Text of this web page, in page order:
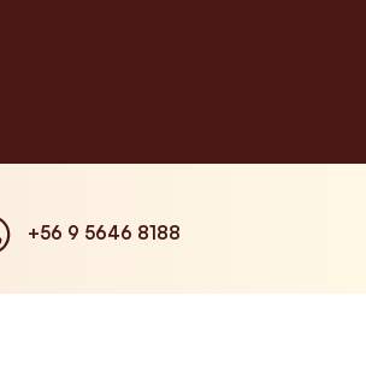
+56 9 5646 8188